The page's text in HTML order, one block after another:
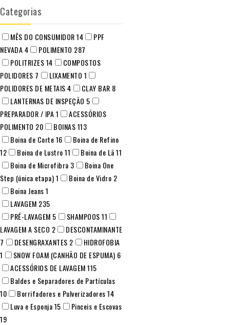
Categorias
MÊS DO CONSUMIDOR14
PPF
NEVADA4 POLIMENTO 287
POLITRIZES14
COMPOSTOS
POLIDORES 7 LIXAMENTO 1
POLIDORES DE METAIS4 CLAY BAR 8
LANTERNAS DE INSPEÇÃO 5
PREPARADOR / IPA1
ACESSÓRIOS
POLIMENTO 20 BOINAS113
Boina de Corte16
Boina de Refino
12
Boina de Lustro11 Boina de Lã11
Boina de Microfibra 3
Boina One
Step (única etapa)1 Boina de Vidro 2
Boina Jeans1
LAVAGEM 235
PRÉ-LAVAGEM 5 SHAMPOOS11
LAVAGEM A SECO 2
DESCONTAMINANTE
7
DESENGRAXANTES 2
HIDROFOBIA
1
SNOW FOAM (CANHÃO DE ESPUMA) 6
ACESSÓRIOS DE LAVAGEM115
Baldes e Separadores de Partículas
10
Borrifadores e Pulverizadores14
Luva e Esponja15
Pinceis e Escovas
19